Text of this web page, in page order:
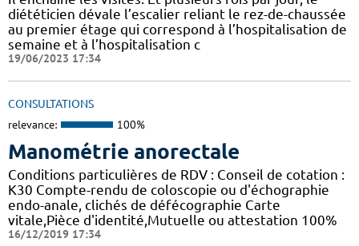
diététicien dévale l’escalier reliant le rez-de-chaussée
au premier étage qui correspond à l’hospitalisation de
semaine et à l’hospitalisation c
19/06/2023 17:34
CONSULTATIONS
relevance: 100%
Manométrie anorectale
Conditions particulières de RDV : Conseil de cotation :
K30 Compte-rendu de coloscopie ou d'échographie
endo-anale, clichés de défécographie Carte
vitale,Pièce d'identité,Mutuelle ou attestation 100%
16/12/2019 17:34